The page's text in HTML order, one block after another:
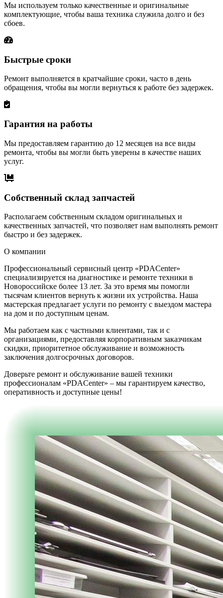
Мы используем только качественные и оригинальные
комплектующие, чтобы ваша техника служила долго и без
сбоев.
Быстрые сроки
Ремонт выполняется в кратчайшие сроки, часто в день
обращения, чтобы вы могли вернуться к работе без задержек.
Гарантия на работы
Мы предоставляем гарантию до 12 месяцев на все виды
ремонта, чтобы вы могли быть уверены в качестве наших
услуг.
Собственный склад запчастей
Располагаем собственным складом оригинальных и
качественных запчастей, что позволяет нам выполнять ремонт
быстро и без задержек.
О компании
Профессиональный сервисный центр «PDACenter»
специализируется на диагностике и ремонте техники в
Новороссийске более 13 лет. За это время мы помогли
тысячам клиентов вернуть к жизни их устройства. Наша
мастерская предлагает услуги по ремонту с выездом мастера
на дом и по доступным ценам.
Мы работаем как с частными клиентами, так и с
организациями, предоставляя корпоративным заказчикам
скидки, приоритетное обслуживание и возможность
заключения долгосрочных договоров.
Доверьте ремонт и обслуживание вашей техники
профессионалам «PDACenter» – мы гарантируем качество,
оперативность и доступные цены!